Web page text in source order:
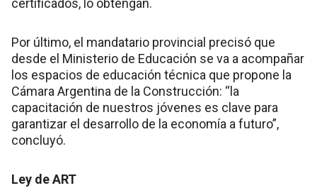
certificados, lo obtengan.
Por último, el mandatario provincial precisó que
desde el Ministerio de Educación se va a acompañar
los espacios de educación técnica que propone la
Cámara Argentina de la Construcción: “la
capacitación de nuestros jóvenes es clave para
garantizar el desarrollo de la economía a futuro”,
concluyó.
Ley de ART